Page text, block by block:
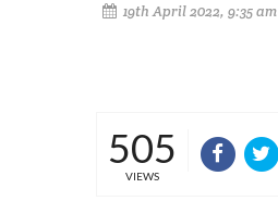
19th April 2022, 9:35 am
505
VIEWS